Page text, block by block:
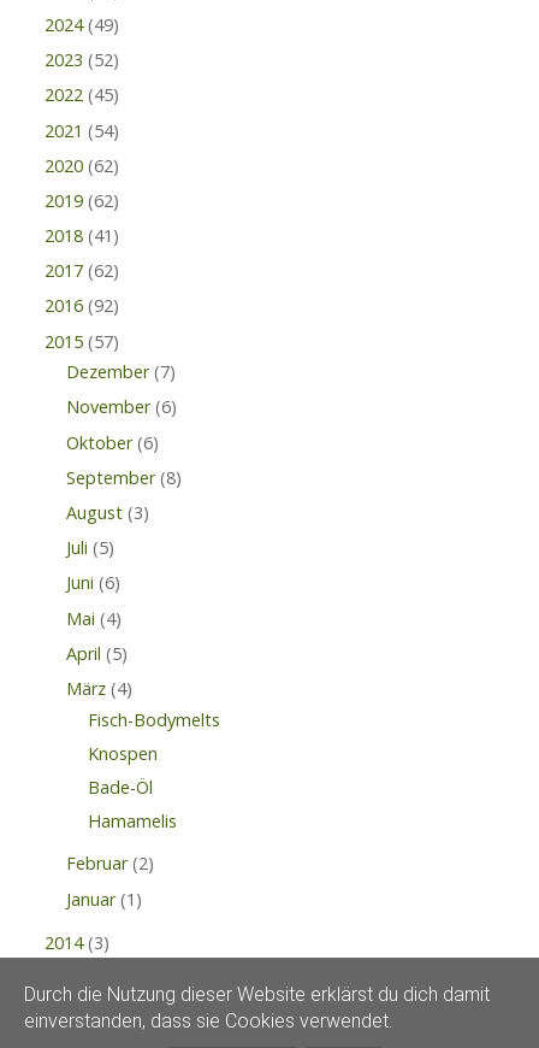
2024 (49)
2023 (52)
2022 (45)
2021 (54)
2020 (62)
2019 (62)
2018 (41)
2017 (62)
2016 (92)
2015 (57)
Dezember (7)
November (6)
Oktober (6)
September (8)
August (3)
Juli (5)
Juni (6)
Mai (4)
April (5)
März (4)
Fisch-Bodymelts
Knospen
Bade-Öl
Hamamelis
Februar (2)
Januar (1)
2014 (3)
Durch die Nutzung dieser Website erklärst du dich damit
einverstanden, dass sie Cookies verwendet.